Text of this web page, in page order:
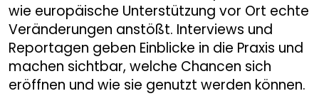
wie europäische Unterstützung vor Ort echte
Veränderungen anstößt. Interviews und
Reportagen geben Einblicke in die Praxis und
machen sichtbar, welche Chancen sich
eröffnen und wie sie genutzt werden können.